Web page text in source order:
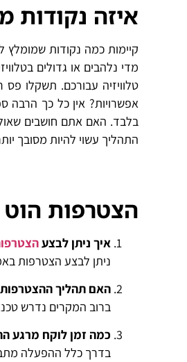
איזה
קיימות כמה נקודות שמומלץ
טלוויזיה עבורכם. תשקלו
אפשרויות? אין כל כך הרבה
בלבד. האם אתם חושבים
התהליך עשוי להיות מסובך
הצטרפות
איך ניתן לבצע
ניתן לבצע הצטרפות
האם תהליך ההצטרפות
ברוב המקרים נדרש
כמה זמן לוקח מרגע
בדרך כלל ההפעלה